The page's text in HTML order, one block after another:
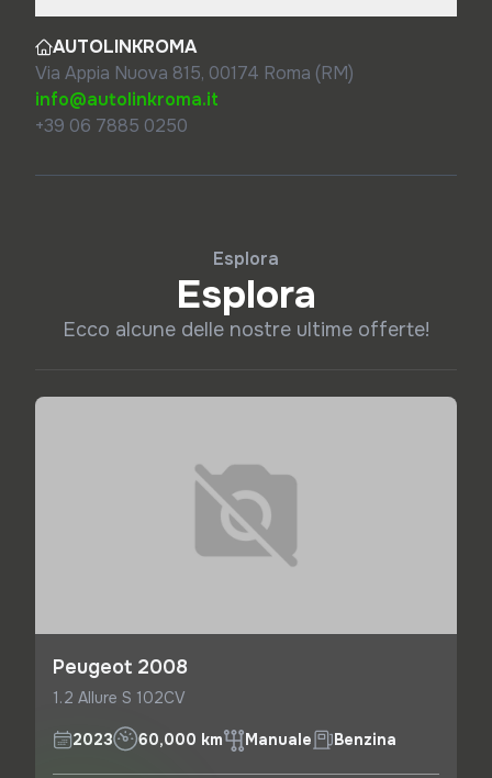
AUTOLINKROMA
Via Appia Nuova 815, 00174 Roma (RM)
info@autolinkroma.it
+39 06 7885 0250
Esplora
Esplora
Ecco alcune delle nostre ultime offerte!
Peugeot 2008
1.2 Allure S 102CV
2023 60,000 km Manuale Benzina